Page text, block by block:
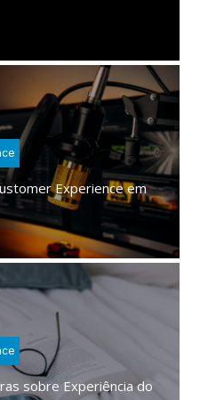
Experience em
sobre Experiência do